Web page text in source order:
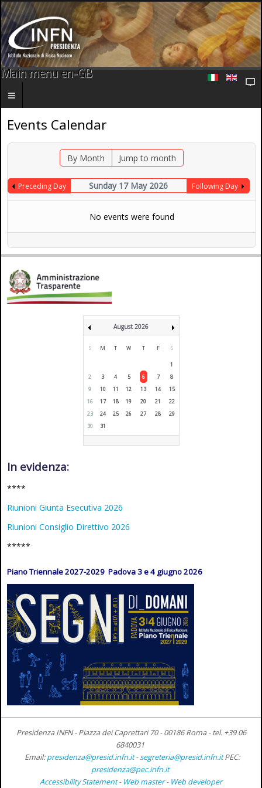
Main menu en-GB
Events Calendar
By Month Jump to month
Preceding Day Sunday 17 May 2026 Following Day
No events were found
August 2026
S M T W T F S
1
2
3 4 5 6 7
8
9
10 11 12 13 14
15
16
17 18 19 20 21
22
23
24 25 26 27 28
29
30
31
In evidenza:
****
Riunioni Giunta Esecutiva 2026
Riunioni Consiglio Direttivo 2026
*****
Piano Triennale 2027-2029 Padova 3 e 4 giugno 2026
Presidenza INFN - Piazza dei Caprettari 70 - 00186 Roma -tel. +39 06
6840031
Email:presidenza@presid.infn.it-segreteria@presid.infn.it PEC:
presidenza@pec.infn.it
Accessibility Statement- Web master- Web developer